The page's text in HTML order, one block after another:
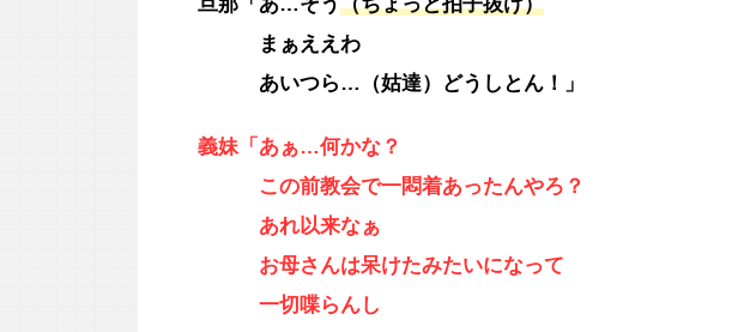
まぁええわ
あいつら…（姑達）どうしとん！」
義妹「あぁ…何かな？
この前教会で一悶着あったんやろ？
あれ以来なぁ
お母さんは呆けたみたいになって
一切喋らんし